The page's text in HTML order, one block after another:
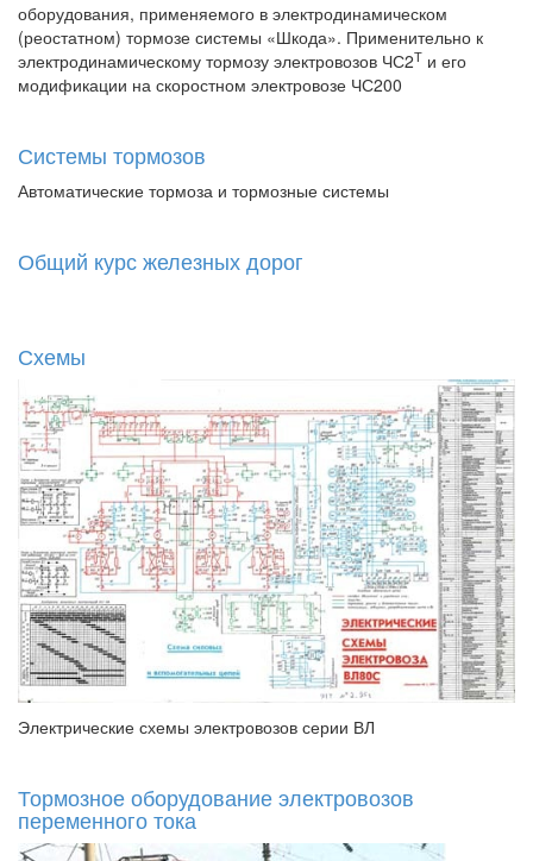
оборудования, применяемого в электродинамическом
(реостатном) тормозе системы «Шкода». Применительно к
электродинамическому тормозу электровозов ЧС2Т и его
модификации на скоростном электровозе ЧС200
Системы тормозов
Автоматические тормоза и тормозные системы
Общий курс железных дорог
Схемы
Электрические схемы электровозов серии ВЛ
Тормозное оборудование электровозов
переменного тока